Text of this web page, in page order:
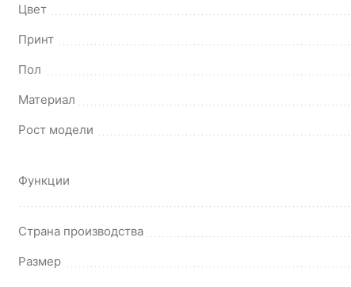
Цвет
Принт
Пол
Материал
Рост модели
Функции
Страна производства
Размер